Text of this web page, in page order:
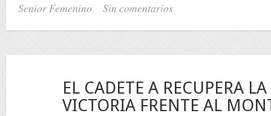
Senior Femenino Sin comentarios
EL CADETE A RECUPERA
VICTORIA FRENTE AL